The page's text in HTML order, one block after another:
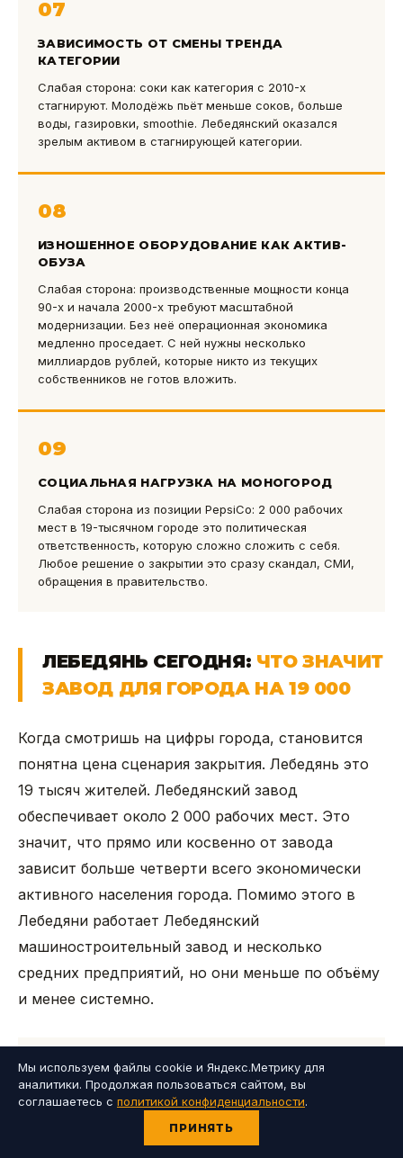
07
ЗАВИСИМОСТЬ ОТ СМЕНЫ ТРЕНДА
КАТЕГОРИИ
Слабая сторона: соки как категория с 2010-х
стагнируют. Молодёжь пьёт меньше соков, больше
воды, газировки, smoothie. Лебедянский оказался
зрелым активом в стагнирующей категории.
08
ИЗНОШЕННОЕ ОБОРУДОВАНИЕ КАК АКТИВ-
ОБУЗА
Слабая сторона: производственные мощности конца
90-х и начала 2000-х требуют масштабной
модернизации. Без неё операционная экономика
медленно проседает. С ней нужны несколько
миллиардов рублей, которые никто из текущих
собственников не готов вложить.
09
СОЦИАЛЬНАЯ НАГРУЗКА НА МОНОГОРОД
Слабая сторона из позиции PepsiCo: 2 000 рабочих
мест в 19-тысячном городе это политическая
ответственность, которую сложно сложить с себя.
Любое решение о закрытии это сразу скандал, СМИ,
обращения в правительство.
ЛЕБЕДЯНЬ СЕГОДНЯ: ЧТО ЗНАЧИТ
ЗАВОД ДЛЯ ГОРОДА НА 19 000
Когда смотришь на цифры города, становится
понятна цена сценария закрытия. Лебедянь это
19 тысяч жителей. Лебедянский завод
обеспечивает около 2 000 рабочих мест. Это
значит, что прямо или косвенно от завода
зависит больше четверти всего экономически
активного населения города. Помимо этого в
Лебедяни работает Лебедянский
машиностроительный завод и несколько
средних предприятий, но они меньше по объёму
и менее системно.
СЦЕНАРИЙ «ЗАВОД ЗАКРЫВАЕТСЯ»
Около 2 000 рабочих мест исчезает. Часть
людей уезжает в Липецк или Москву, часть
Мы используем файлы cookie и Яндекс.Метрику для
аналитики. Продолжая пользоваться сайтом, вы
соглашаетесь с политикой конфиденциальности.
ПРИНЯТЬ